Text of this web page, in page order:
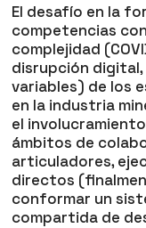
El desafío en la
competencias
complejidad
disrupción
variables) de los
en la industria
el
ámbitos de
articuladores,
directos
conformar un
compartida de